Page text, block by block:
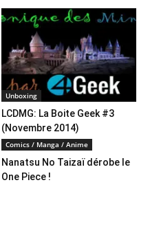
Unboxing
LCDMG: La Boite Geek #3
(Novembre 2014)
Comics / Manga / Anime
Nanatsu No Taizaï dérobe le
One Piece !